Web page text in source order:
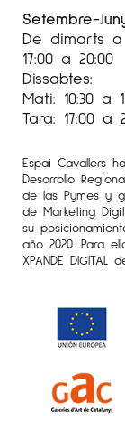
Setembre-
De dimarts
17:00 a 20:00
Dissabtes:
Mati: 10:30 a
Tara: 17:00 a
Espai Cavallers
Desarrollo
de las Pymes y
de Marketing
su
año 2020. Para
XPANDE